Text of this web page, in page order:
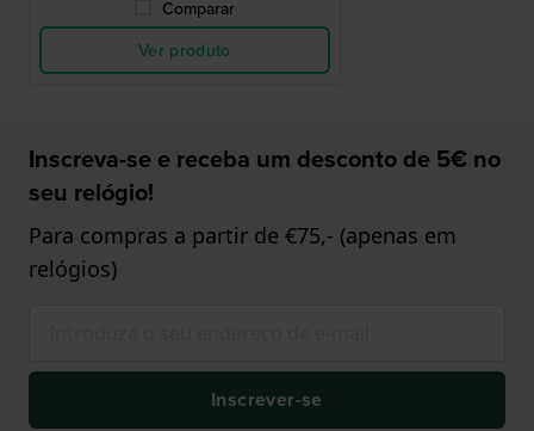
Comparar
Ver produto
Inscreva-se e receba um desconto de 5€ no
seu relógio!
Para compras a partir de €75,- (apenas em
relógios)
Inscrever-se